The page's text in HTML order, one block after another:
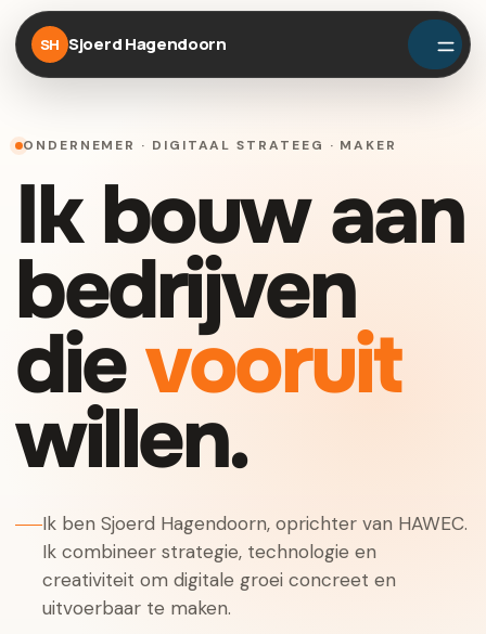
SH Sjoerd Hagendoorn
ONDERNEMER · DIGITAAL STRATEEG · MAKER
Ik bouw aan
bedrijven
dievooruit
willen.
Ik ben Sjoerd Hagendoorn, oprichter van HAWEC.
Ik combineer strategie, technologie en
creativiteit om digitale groei concreet en
uitvoerbaar te maken.